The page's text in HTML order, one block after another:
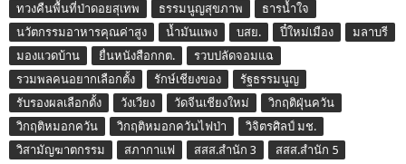
ทวงคืนพื้นที่ป่าดอยสุเทพ
ธรรมนูญสุขภาพ
ธารน้ำใจ
นวัตกรรมอาหารคุณค่าสูง
น้ำมันแพง บสย. ปี๋ใหม่เมือง
มลาบรี
มองแวดบ้าน
ยื่นหนังสือกกต.
รวบปลัดจอมแฉ
รวมพลคนอยากเลือกตั้ง
รักษ์เชียงของ
รัฐธรรมนูญ
รับรองผลเลือกตั้ง
วังเวียง วัดจีนเชียงใหม่
วิกฤติฝุ่นควัน
วิกฤติหมอกควัน
วิกฤติหมอกควันไฟป่า
วิจิตรศิลป์ มช.
วิสามัญฆาตกรรม
สภากาแฟ สสส.สำนัก 3 สสส.สำนัก 5